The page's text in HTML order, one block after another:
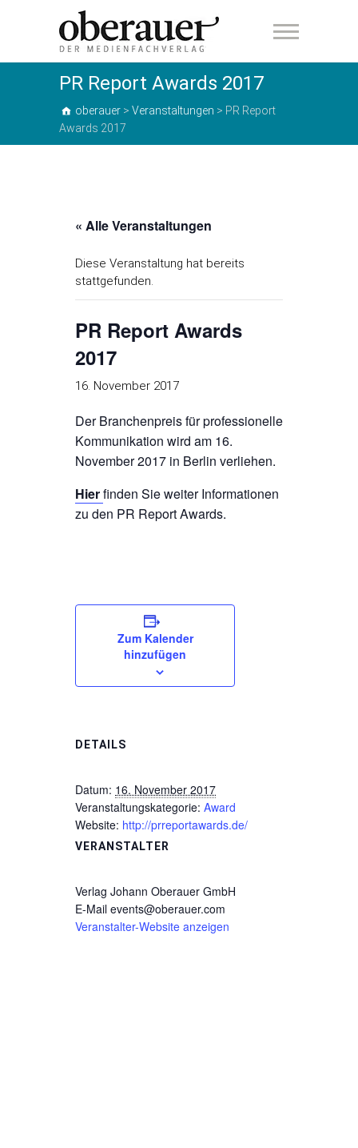
oberauer
PR Report Awards 2017
oberauer > Veranstaltungen > PR Report
Awards 2017
« Alle Veranstaltungen
Diese Veranstaltung hat bereits
stattgefunden.
PR Report Awards
2017
16. November 2017
Der Branchenpreis für professionelle
Kommunikation wird am 16.
November 2017 in Berlin verliehen.
Hierfinden Sie weiter Informationen
zu den PR Report Awards.
Zum Kalender
hinzufügen
DETAILS
Datum: 16. November 2017
Veranstaltungskategorie: Award
Website: http://prreportawards.de/
VERANSTALTER
Verlag Johann Oberauer GmbH
E-Mail events@oberauer.com
Veranstalter-Website anzeigen